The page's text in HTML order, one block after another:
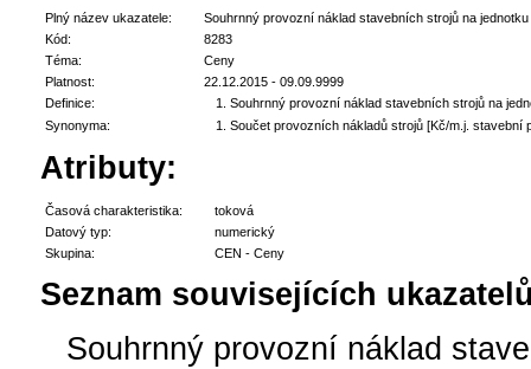
Plný název ukazatele:
Souhrnný provozní náklad stavebních strojů na
Kód:
8283
Téma:
Ceny
Platnost:
22.12.2015 - 09.09.9999
Definice:
Souhrnný provozní náklad stavebních strojů na
Synonyma:
Součet provozních nákladů strojů [Kč/m.j. stavební
Atributy:
Časová charakteristika:
toková
Datový typ:
numerický
Skupina:
CEN - Ceny
Seznam souvisejících
Souhrnný provozní náklad